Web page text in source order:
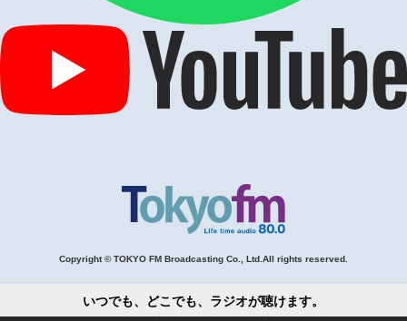
Copyright © TOKYO FM Broadcasting Co., Ltd.All rights reserved.
いつでも、どこでも、ラジオが聴けます。